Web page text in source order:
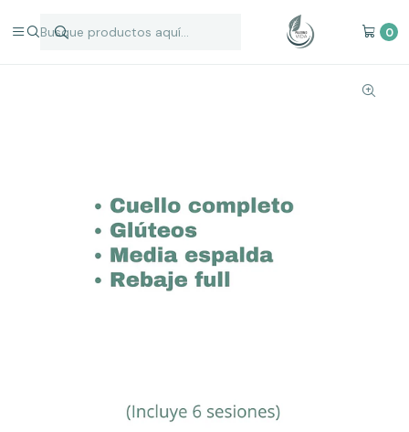
0
Zonas Individuales
Zona M Depilación Láser